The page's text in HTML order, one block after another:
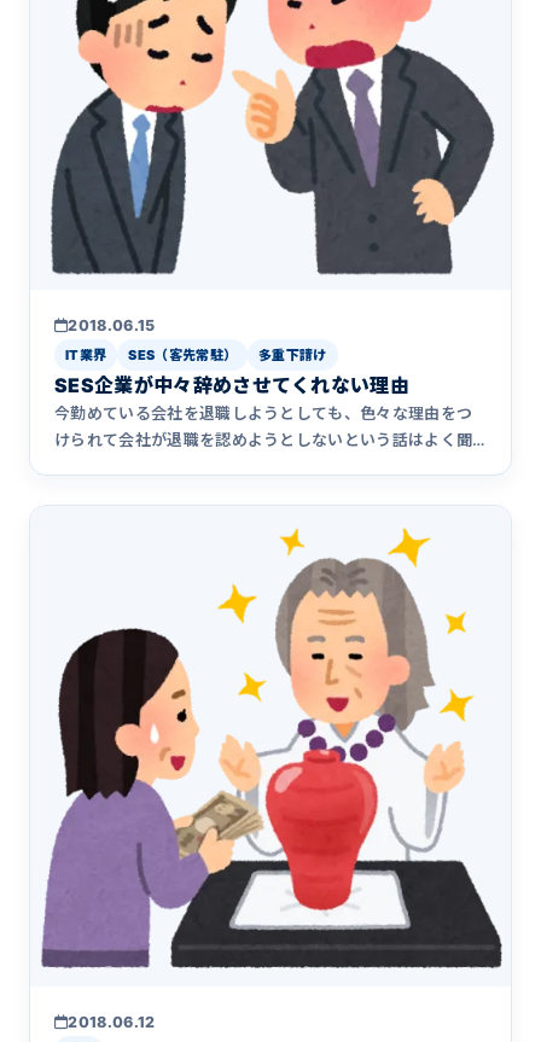
2018.06.15
IT業界 SES（客先常駐） 多重下請け
SES企業が中々辞めさせてくれない理由
今勤めている会社を退職しようとしても、色々な理由をつ
けられて会社が退職を認めようとしないという話はよく聞
2018.06.12